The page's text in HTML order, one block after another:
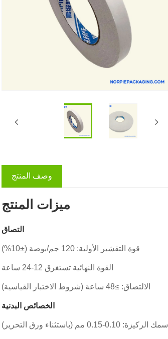
وصف المنتج
ميزات المنتج
التصاق
قوة التقشير الأولية: 120 جم/بوصة (±10%)
القوة النهائية تستغرق 12-24 ساعة
الالتصاق: ≥48 ساعة (شروط الاختبار القياسية)
الخصائص البدنية
سمك الركيزة: 0.10-0.15 مم (باستثناء ورق التحرير)